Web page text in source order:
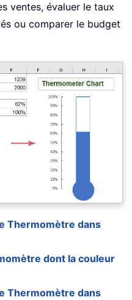
ventes, évaluer le taux
ou comparer le budget
Thermomètre dans
dont la couleur
Thermomètre dans